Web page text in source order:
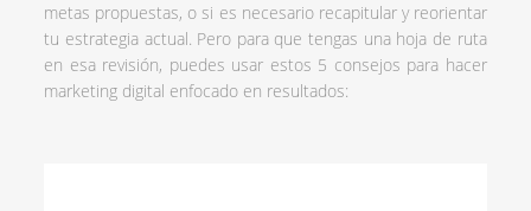
metas propuestas, o si es necesario recapitular y reorientar
tu estrategia actual. Pero para que tengas una hoja de ruta
en esa revisión, puedes usar estos 5 consejos para hacer
marketing digital enfocado en resultados: